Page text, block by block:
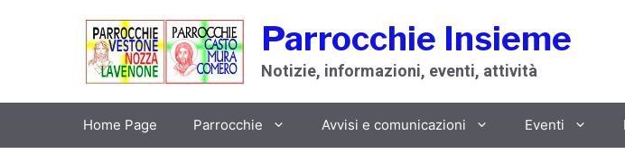
Parrocchie Insieme
Notizie, informazioni, eventi, attività
Home Page Parrocchie Avvisi e comunicazioni Eventi